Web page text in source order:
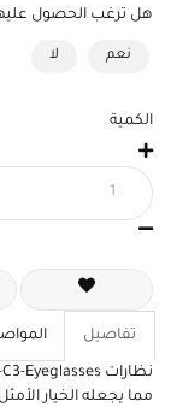
هل ترغب الحصول
نعم لا
الكمية
تفاصيل
مما يجعله الخيار